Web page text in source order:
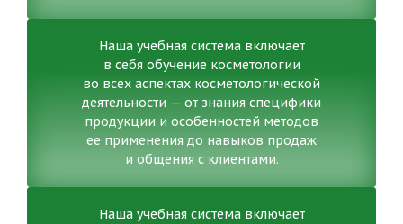
Наша учебная система включает
в себя обучение косметологии
во всех аспектах косметологической
деятельности — от знания специфики
продукции и особенностей методов
ее применения до навыков продаж
и общения с клиентами.
Наша учебная система включает